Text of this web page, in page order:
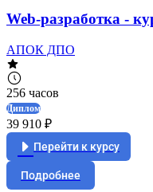
Web-разработка -
АПОК ДПО
256 часов
Диплом
39 910 ₽
Перейти к курсу
Подробнее